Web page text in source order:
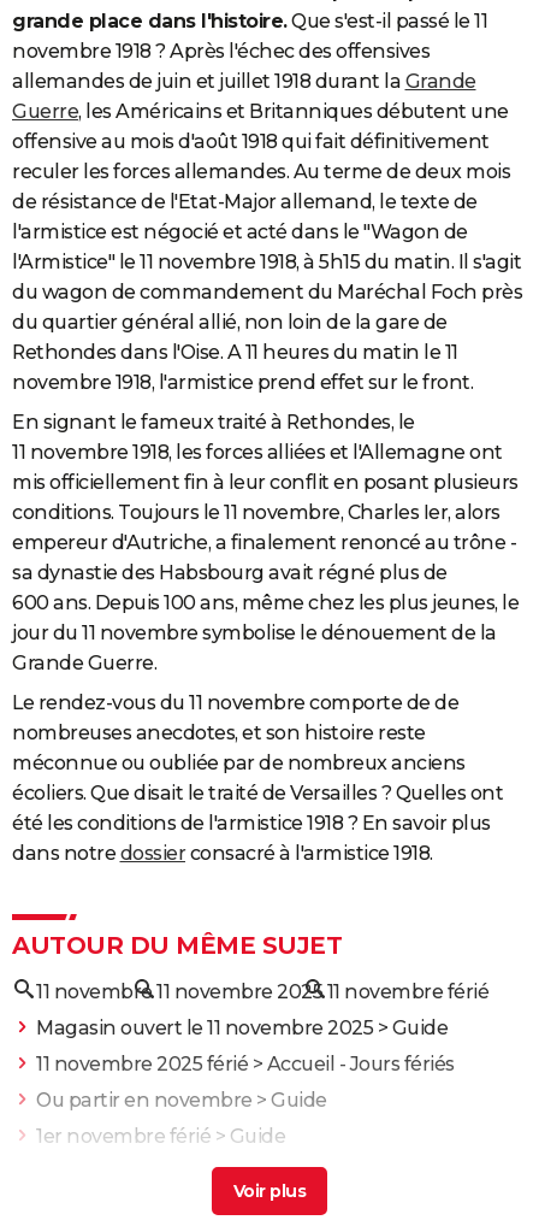
grande place dans l'histoire.Que s'est-il passé le 11
novembre 1918 ? Après l'échec des offensives
allemandes de juin et juillet 1918 durant la Grande
Guerre, les Américains et Britanniques débutent une
offensive au mois d'août 1918 qui fait définitivement
reculer les forces allemandes. Au terme de deux mois
de résistance de l'Etat-Major allemand, le texte de
l'armistice est négocié et acté dans le "Wagon de
l'Armistice" le 11 novembre 1918, à 5h15 du matin. Il s'agit
du wagon de commandement du Maréchal Foch près
du quartier général allié, non loin de la gare de
Rethondes dans l'Oise. A 11 heures du matin le 11
novembre 1918, l'armistice prend effet sur le front.
En signant le fameux traité à Rethondes, le
11 novembre 1918, les forces alliées et l'Allemagne ont
mis officiellement fin à leur conflit en posant plusieurs
conditions. Toujours le 11 novembre, Charles Ier, alors
empereur d'Autriche, a finalement renoncé au trône -
sa dynastie des Habsbourg avait régné plus de
600 ans. Depuis 100 ans, même chez les plus jeunes, le
jour du 11 novembre symbolise le dénouement de la
Grande Guerre.
Le rendez-vous du 11 novembre comporte de de
nombreuses anecdotes, et son histoire reste
méconnue ou oubliée par de nombreux anciens
écoliers. Que disait le traité de Versailles ? Quelles ont
été les conditions de l'armistice 1918 ? En savoir plus
dans notre dossierconsacré à l'armistice 1918.
AUTOUR DU MÊME SUJET
11 novembre11 novembre 2025 11 novembre férié
Magasin ouvert le 11 novembre 2025> Guide
11 novembre 2025 férié > Accueil - Jours fériés
Ou partir en novembre > Guide
1er novembre férié > Guide
Pleine lune novembre 2025> Accueil - Lune